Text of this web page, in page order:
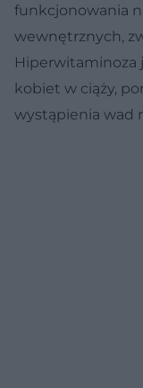
funkcjonowania
wewnętrznych,
Hiperwitaminoza
kobiet w ciąży,
wystąpienia wad